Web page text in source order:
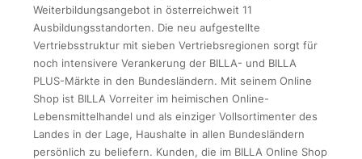
Weiterbildungsangebot in österreichweit 11
Ausbildungsstandorten. Die neu aufgestellte
Vertriebsstruktur mit sieben Vertriebsregionen sorgt für
noch intensivere Verankerung der BILLA- und BILLA
PLUS-Märkte in den Bundesländern. Mit seinem Online
Shop ist BILLA Vorreiter im heimischen Online-
Lebensmittelhandel und als einziger Vollsortimenter des
Landes in der Lage, Haushalte in allen Bundesländern
persönlich zu beliefern. Kunden, die im BILLA Online Shop